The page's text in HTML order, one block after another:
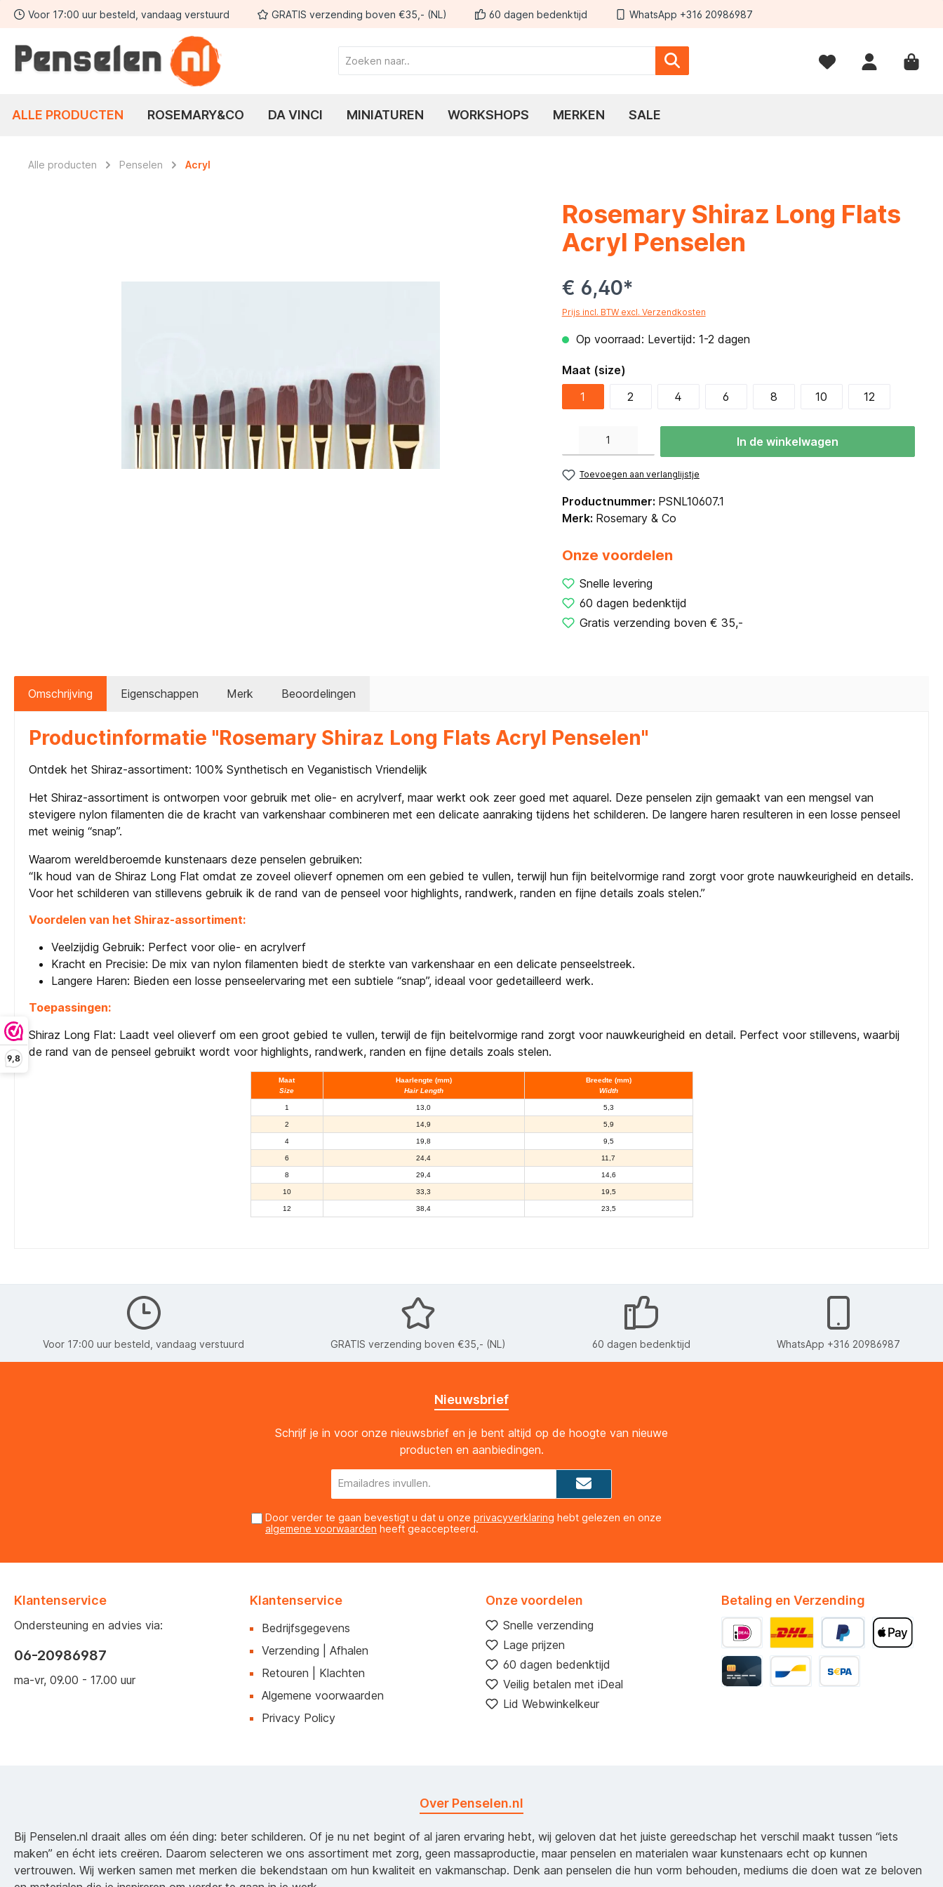
9,8
Ga naar de hoofdnavigatie
Voor 17:00 uur besteld, vandaag verstuurd GRATIS verzending boven €35,- (NL) 60 dagen bedenktijd WhatsApp +316 20986987
ALLE PRODUCTEN ROSEMARY&CO DA VINCI MINIATUREN WORKSHOPS MERKEN SALE
Alle producten Penselen Acryl
Rosemary Shiraz Long Flats
Acryl Penselen
€ 6,40*
Prijs incl. BTW excl. Verzendkosten
Op voorraad: Levertijd: 1-2 dagen
Maat (size)
1
2 4 6 8 10 12
In de winkelwagen
Toevoegen aan verlanglijstje
Productnummer: PSNL10607.1
Merk: Rosemary & Co
Onze voordelen
Snelle levering
60 dagen bedenktijd
Gratis verzending boven € 35,-
Omschrijving Eigenschappen Merk Beoordelingen
Productinformatie "Rosemary Shiraz Long Flats Acryl Penselen"
Ontdek het Shiraz-assortiment: 100% Synthetisch en Veganistisch Vriendelijk
Het Shiraz-assortiment is ontworpen voor gebruik met olie- en acrylverf, maar werkt ook zeer goed met aquarel. Deze penselen zijn gemaakt van een mengsel van
stevigere nylon filamenten die de kracht van varkenshaar combineren met een delicate aanraking tijdens het schilderen. De langere haren resulteren in een losse penseel
met weinig “snap”.
Waarom wereldberoemde kunstenaars deze penselen gebruiken:
“Ik houd van de Shiraz Long Flat omdat ze zoveel olieverf opnemen om een gebied te vullen, terwijl hun fijn beitelvormige rand zorgt voor grote nauwkeurigheid en details.
Voor het schilderen van stillevens gebruik ik de rand van de penseel voor highlights, randwerk, randen en fijne details zoals stelen.”
Voordelen van het Shiraz-assortiment:
Veelzijdig Gebruik: Perfect voor olie- en acrylverf
Kracht en Precisie: De mix van nylon filamenten biedt de sterkte van varkenshaar en een delicate penseelstreek.
Langere Haren: Bieden een losse penseelervaring met een subtiele “snap”, ideaal voor gedetailleerd werk.
Toepassingen:
Shiraz Long Flat: Laadt veel olieverf om een groot gebied te vullen, terwijl de fijn beitelvormige rand zorgt voor nauwkeurigheid en detail. Perfect voor stillevens, waarbij
de rand van de penseel gebruikt wordt voor highlights, randwerk, randen en fijne details zoals stelen.
Maat
Size
Haarlengte (mm)
Hair Length
Breedte (mm)
Width
1 13,0 5,3
2 14,9 5,9
4 19,8 9,5
6 24,4 11,7
8 29,4 14,6
10 33,3 19,5
12 38,4 23,5
Voor 17:00 uur besteld, vandaag verstuurd GRATIS verzending boven €35,- (NL) 60 dagen bedenktijd WhatsApp +316 20986987
Nieuwsbrief
Schrijf je in voor onze nieuwsbrief en je bent altijd op de hoogte van nieuwe
producten en aanbiedingen.
Door verder te gaan bevestigt u dat u onze privacyverklaring hebt gelezen en onze
algemene voorwaarden heeft geaccepteerd.
Klantenservice
Ondersteuning en advies via:
06-20986987
ma-vr, 09.00 - 17.00 uur
Klantenservice
Bedrijfsgegevens
Verzending | Afhalen
Retouren | Klachten
Algemene voorwaarden
Privacy Policy
Onze voordelen
Snelle verzending
Lage prijzen
60 dagen bedenktijd
Veilig betalen met iDeal
Lid Webwinkelkeur
Betaling en Verzending
Over Penselen.nl
Bij Penselen.nl draait alles om één ding: beter schilderen. Of je nu net begint of al jaren ervaring hebt, wij geloven dat het juiste gereedschap het verschil maakt tussen “iets
maken” en écht iets creëren. Daarom selecteren we ons assortiment met zorg, geen massaproductie, maar penselen en materialen waar kunstenaars echt op kunnen
vertrouwen. Wij werken samen met merken die bekendstaan om hun kwaliteit en vakmanschap. Denk aan penselen die hun vorm behouden, mediums die doen wat ze beloven